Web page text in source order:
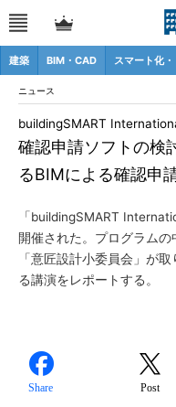
建築 BIM・CAD スマート化
ニュース
確認申請ソフトの検
るBIMによる確認申
buildingSMART
「buildingSMART
開催された。プログラム
「意匠設計小委員会」が
る講演をレポートする。
Share Post